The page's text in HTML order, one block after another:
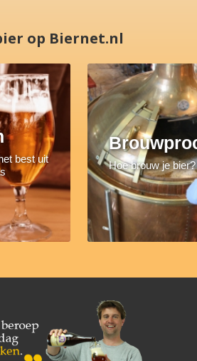
op Biernet.nl
best uit
Hoe brouw je bier?